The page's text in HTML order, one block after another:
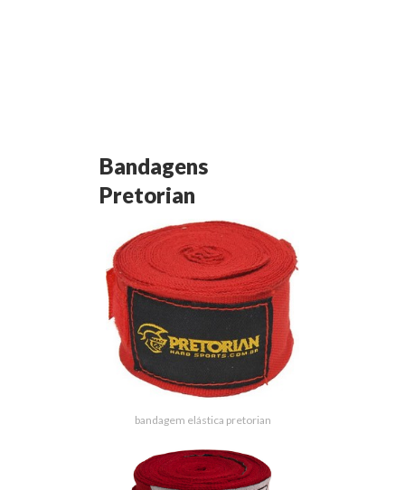
Bandagens
Pretorian
bandagem elástica pretorian